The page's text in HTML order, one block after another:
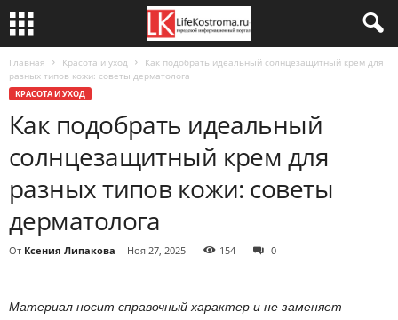
Главная Красота и уход
Как подобрать идеальный солнцезащитный крем для
разных типов кожи: советы дерматолога
КРАСОТА И УХОД
Как подобрать идеальный
солнцезащитный крем для
разных типов кожи: советы
дерматолога
От Ксения Липакова - Ноя 27, 2025 154 0
Материал носит справочный характер и не заменяет